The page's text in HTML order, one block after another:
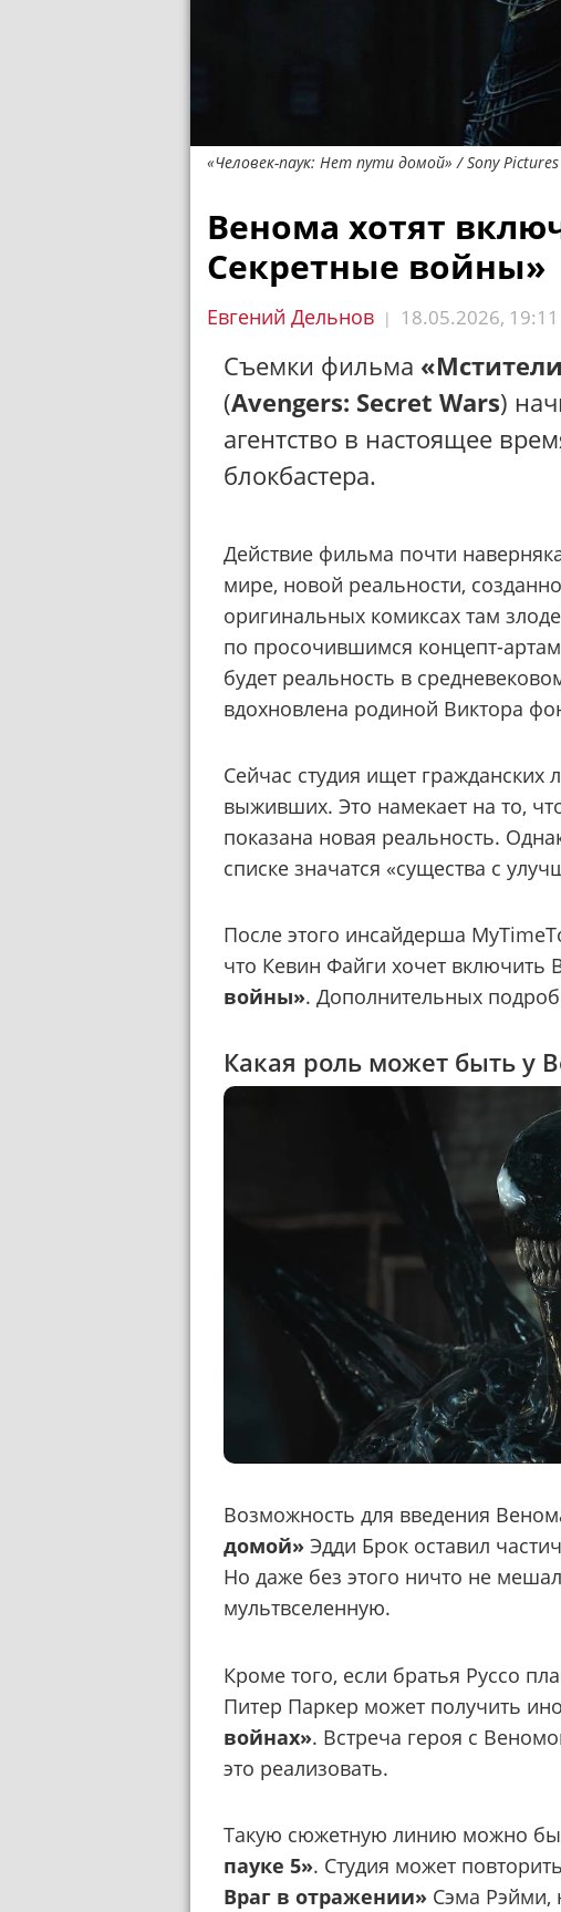
«Человек-паук: Нет пути домой» / Sony Pictures
Венома хотят
Секретные войны»
Евгений Дельнов | 18.05.2026, 19:11
Съемки фильма
(Avengers: Secret Wars)
агентство в настоящее
блокбастера.
Действие фильма почти
мире, новой реальности,
оригинальных комиксах там
по просочившимся концепт-
будет реальность в
вдохновлена родиной Виктора
Сейчас студия ищет
выживших. Это намекает на то,
показана новая реальность.
списке значатся «существа с
После этого инсайдерша
что Кевин Файги хочет включить
войны». Дополнительных
Какая роль может быть у
Возможность для введения
домой» Эдди Брок оставил
Но даже без этого ничто не
мультвселенную.
Кроме того, если братья Руссо
Питер Паркер может получить
войнах». Встреча героя с
это реализовать.
Такую сюжетную линию можно
пауке 5». Студия может
Враг в отражении» Сэма Рэйми,